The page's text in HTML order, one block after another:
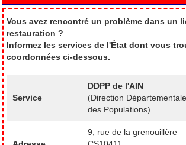
Vous avez rencontré un problème dans un
restauration ?
Informez les services de l'État dont vous
coordonnées ci-dessous.
Service
DDPP de l'AIN
(Direction
des Populations)
9, rue de la grenouillère